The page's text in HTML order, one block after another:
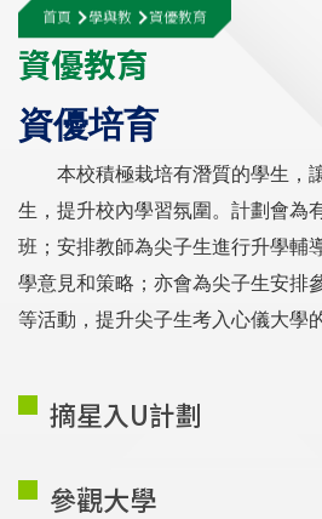
導
航
連
結
首頁 學與教 資優教育
資優教育
資優培育
本校積極栽培有潛質的學生，
生，提升校內學習氛圍。計劃會為
班；安排教師為尖子生進行升學輔
學意見和策略；亦會為尖子生安排
等活動，提升尖子生考入心儀大學
摘星入U計劃
參觀大學